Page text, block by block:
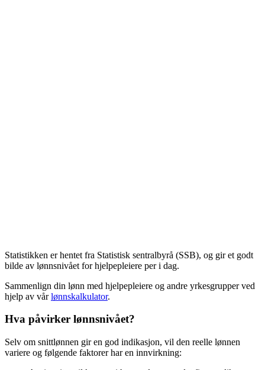
Statistikken er hentet fra Statistisk sentralbyrå (SSB), og gir et godt
bilde av lønnsnivået forhjelpepleiere per i dag.
Sammenlign din lønn med hjelpepleiere og andre yrkesgrupper ved
hjelp av vårlønnskalkulator.
Hva påvirker lønnsnivået?
Selv om snittlønnen gir en god indikasjon, vil den reelle lønnen
variere og følgende faktorer har en innvirkning: